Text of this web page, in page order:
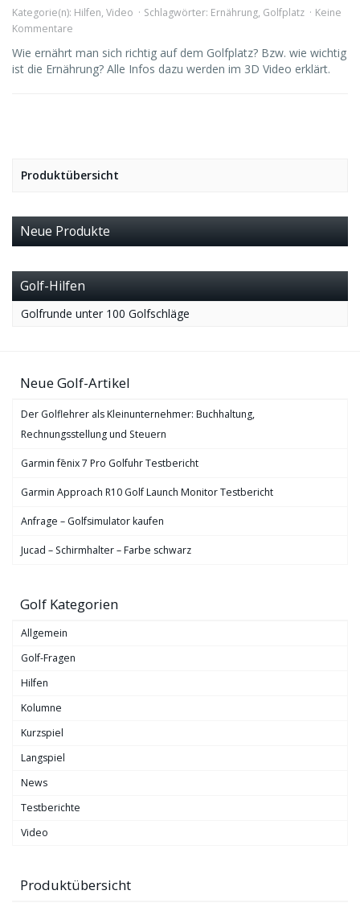
Kategorie(n): Hilfen, Video Schlagwörter: Ernährung, Golfplatz
Keine
Kommentare
Wie ernährt man sich richtig auf dem Golfplatz? Bzw. wie wichtig
ist die Ernährung? Alle Infos dazu werden im 3D Video erklärt.
Produktübersicht
Neue Produkte
Golf-Hilfen
Golfrunde unter 100 Golfschläge
Neue Golf-Artikel
Der Golflehrer als Kleinunternehmer: Buchhaltung,
Rechnungsstellung und Steuern
Garmin fēnix 7 Pro Golfuhr Testbericht
Garmin Approach R10 Golf Launch Monitor Testbericht
Anfrage – Golfsimulator kaufen
Jucad – Schirmhalter – Farbe schwarz
Golf Kategorien
Allgemein
Golf-Fragen
Hilfen
Kolumne
Kurzspiel
Langspiel
News
Testberichte
Video
Produktübersicht